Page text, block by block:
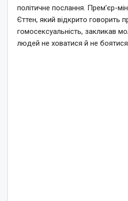
політичне послання. Прем’єр-
Єттен, який відкрито говорить
гомосексуальність, закликав
людей не ховатися й не